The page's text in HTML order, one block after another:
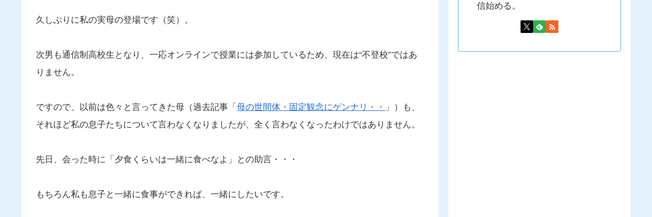
久しぶりに私の実母の登場です（笑）。
次男も通信制高校生となり、一応オンラインで授業には参加しているため、現在は“不登校”ではあ
りません。
ですので、以前は色々と言ってきた母（過去記事「 母の世間体・固定観念にゲンナリ・・
」）も、
それほど私の息子たちについて言わなくなりましたが、全く言わなくなったわけではありません。
先日、会った時に「夕食くらいは一緒に食べなよ」との助言・・・
もちろん私も息子と一緒に食事ができれば、一緒にしたいです。
信始める。